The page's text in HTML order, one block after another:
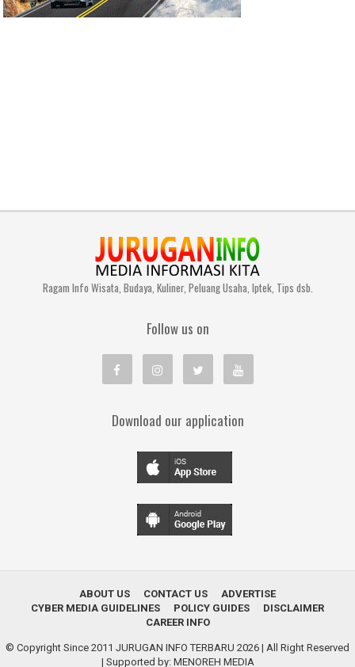
Ragam Info Wisata, Budaya, Kuliner, Peluang Usaha, Iptek, Tips dsb.
Follow us on
Download our application
ABOUT US CONTACT US
ADVERTISE
CYBER MEDIA GUIDELINES
POLICY GUIDES
DISCLAIMER
CAREER INFO
© Copyright Since 2011 JURUGAN INFO TERBARU 2026 | All Right Reserved
| Supported by: MENOREH MEDIA